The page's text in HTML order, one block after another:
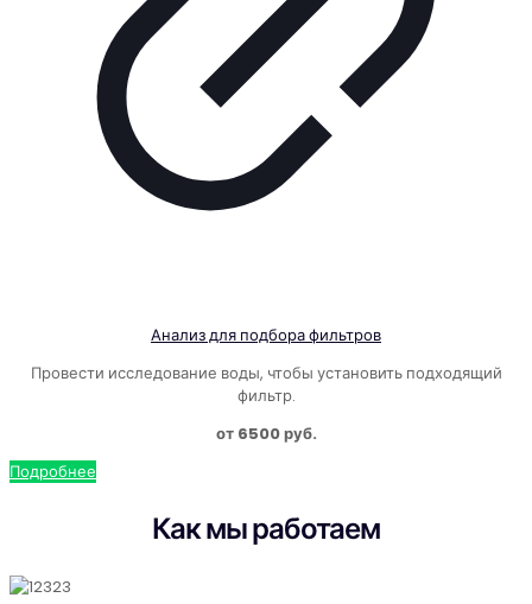
Анализ для подбора фильтров
Провести исследование воды, чтобы установить подходящий
фильтр.
от 6500 руб.
Подробнее
Как мы работаем